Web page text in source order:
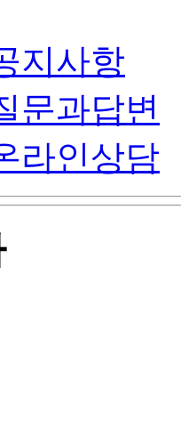
지사항
문과답변
라인상담